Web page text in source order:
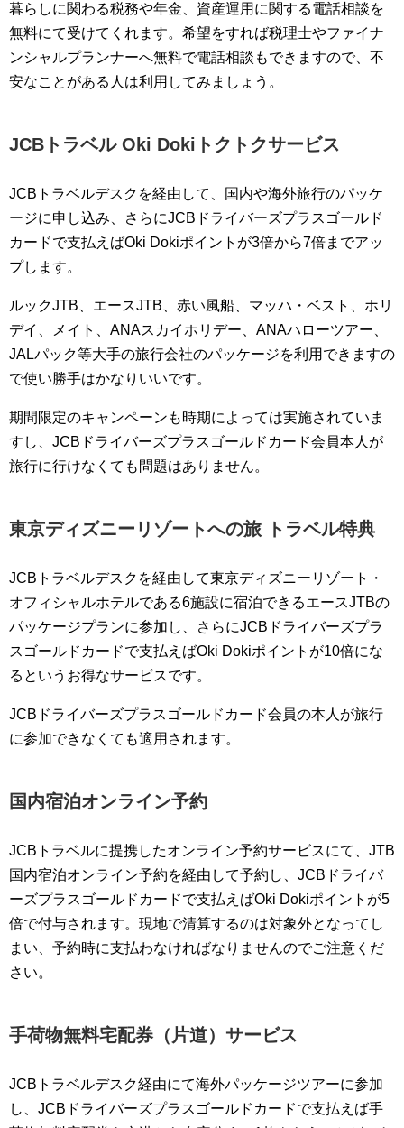
暮らしに関わる税務や年金、資産運用に関する電話相談を
無料にて受けてくれます。希望をすれば税理士やファイナ
ンシャルプランナーへ無料で電話相談もできますので、不
安なことがある人は利用してみましょう。
JCBトラベル Oki Dokiトクトクサービス
JCBトラベルデスクを経由して、国内や海外旅行のパッケ
ージに申し込み、さらにJCBドライバーズプラスゴールド
カードで支払えばOki Dokiポイントが3倍から7倍までアッ
プします。
ルックJTB、エースJTB、赤い風船、マッハ・ベスト、ホリ
デイ、メイト、ANAスカイホリデー、ANAハローツアー、
JALパック等大手の旅行会社のパッケージを利用できますの
で使い勝手はかなりいいです。
期間限定のキャンペーンも時期によっては実施されていま
すし、JCBドライバーズプラスゴールドカード会員本人が
旅行に行けなくても問題はありません。
東京ディズニーリゾートへの旅 トラベル特典
JCBトラベルデスクを経由して東京ディズニーリゾート・
オフィシャルホテルである6施設に宿泊できるエースJTBの
パッケージプランに参加し、さらにJCBドライバーズプラ
スゴールドカードで支払えばOki Dokiポイントが10倍にな
るというお得なサービスです。
JCBドライバーズプラスゴールドカード会員の本人が旅行
に参加できなくても適用されます。
国内宿泊オンライン予約
JCBトラベルに提携したオンライン予約サービスにて、JTB
国内宿泊オンライン予約を経由して予約し、JCBドライバ
ーズプラスゴールドカードで支払えばOki Dokiポイントが5
倍で付与されます。現地で清算するのは対象外となってし
まい、予約時に支払わなければなりませんのでご注意くだ
さい。
手荷物無料宅配券（片道）サービス
JCBトラベルデスク経由にて海外パッケージツアーに参加
し、JCBドライバーズプラスゴールドカードで支払えば手